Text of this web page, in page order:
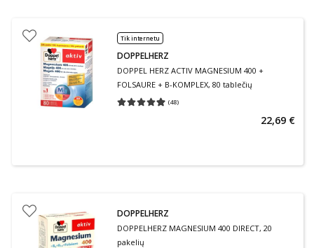
Tik internetu
DOPPELHERZ
DOPPEL HERZ ACTIV MAGNESIUM 400 +
FOLSAURE + B-KOMPLEX, 80 tablečių
(48)
Vidutinis įvertinimas 4.92
22,69 €
DOPPELHERZ
DOPPELHERZ MAGNESIUM 400 DIRECT, 20
pakelių